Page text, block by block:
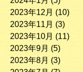
2023年12月 (10)
2023年11月 (3)
2023年10月 (11)
2023年9月 (5)
2023年8月 (3)